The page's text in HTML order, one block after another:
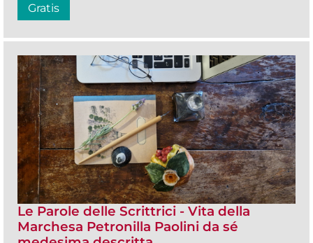
Gratis
Le Parole delle Scrittrici - Vita della
Marchesa Petronilla Paolini da sé